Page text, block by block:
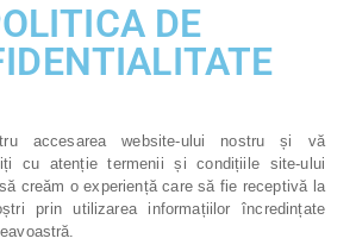
DE
accesarea website-ului nostru și vă
cu atenție termenii și condițiile site-ului
creăm o experiență care să fie receptivă la
prin utilizarea informațiilor încredințate